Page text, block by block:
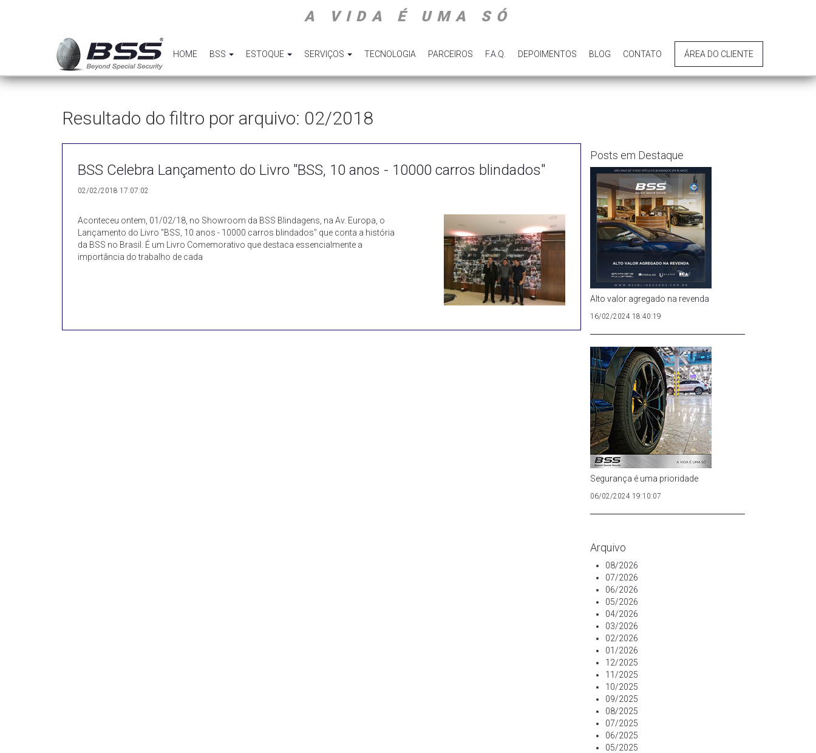
A VIDA É UMA SÓ
HOME BSS ESTOQUE SERVIÇOS TECNOLOGIA PARCEIROS F.A.Q. DEPOIMENTOS BLOG CONTATO ÁREA DO CLIENTE
Resultado do filtro por arquivo: 02/2018
BSS Celebra Lançamento do Livro "BSS, 10 anos - 10000 carros blindados"
02/02/2018 17:07:02
Aconteceu ontem, 01/02/18, no Showroom da BSS Blindagens, na Av. Europa, o
Lançamento do Livro "BSS, 10 anos - 10000 carros blindados" que conta a história
da BSS no Brasil. É um Livro Comemorativo que destaca essencialmente a
importância do trabalho de cada
Posts em Destaque
Alto valor agregado na revenda
16/02/2024 18:40:19
Segurança é uma prioridade
06/02/2024 19:10:07
Arquivo
08/2026
07/2026
06/2026
05/2026
04/2026
03/2026
02/2026
01/2026
12/2025
11/2025
10/2025
09/2025
08/2025
07/2025
06/2025
05/2025